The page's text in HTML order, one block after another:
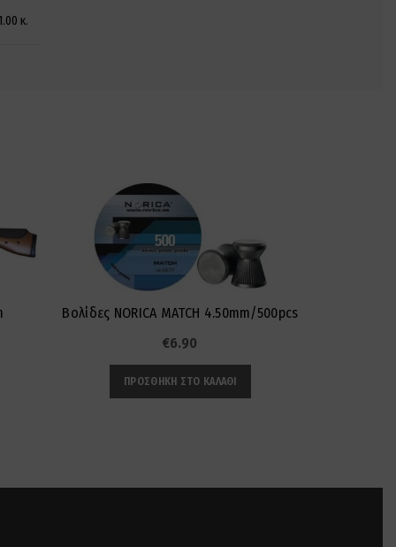
κ.
Βολίδες NORICA MATCH 4.50mm/500pcs
€6.90
ΠΡΟΣΘΉΚΗ ΣΤΟ ΚΑΛΆΘΙ